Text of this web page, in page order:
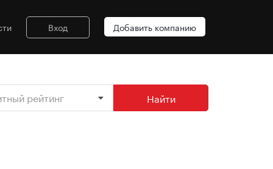
Вход Добавить компанию
рейтинг Найти